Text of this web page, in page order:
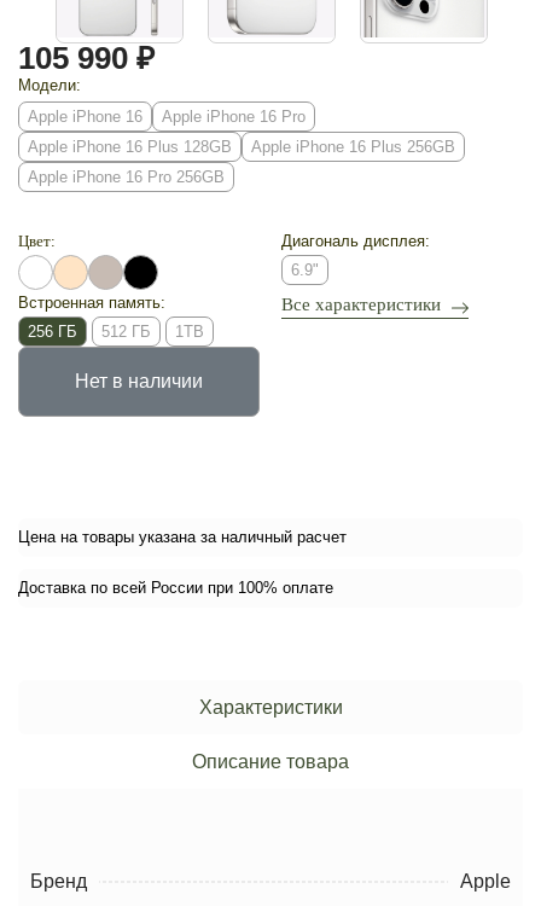
105 990 ₽
Модели:
Apple iPhone 16
Apple iPhone 16 Pro
Apple iPhone 16 Plus 128GB
Apple iPhone 16 Plus 256GB
Apple iPhone 16 Pro 256GB
Цвет:
Диагональ дисплея:
6.9"
Встроенная память:
256 ГБ
512 ГБ 1TB
Все характеристики
Нет в наличии
Цена на товары указана за наличный расчет
Доставка по всей России при 100% оплате
Характеристики
Описание товара
Бренд Apple